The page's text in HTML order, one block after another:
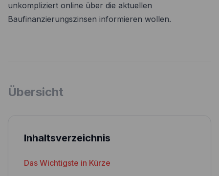
unkompliziert online über die aktuellen
Baufinanzierungszinsen informieren wollen.
Übersicht
Inhaltsverzeichnis
Das Wichtigste in Kürze